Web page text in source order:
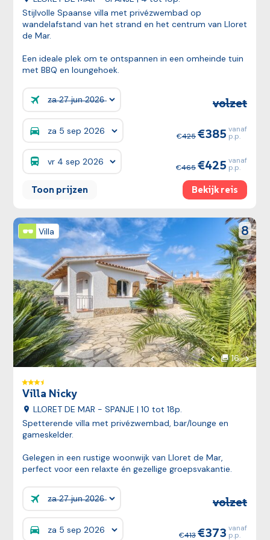
Stijlvolle Spaanse villa met privézwembad op
wandelafstand van het strand en het centrum van Lloret
de Mar.
Een ideale plek om te ontspannen in een omheinde tuin
met BBQ en loungehoek.
Prijzen: volzet
Prijzen: 425 385 vanaf
p.p.
Prijzen: 465 425 vanaf
p.p.
Toon prijzen Bekijk reis
Villa 8
Bekijk reis
Vorige foto
16
foto's
Villa Nicky
LLORET DE MAR - SPANJE | 10 tot 18p.
Spetterende villa met privézwembad, bar/lounge en
gameskelder.
Gelegen in een rustige woonwijk van Lloret de Mar,
perfect voor een relaxte én gezellige groepsvakantie.
Prijzen: volzet
Prijzen: 413 373 vanaf
p.p.